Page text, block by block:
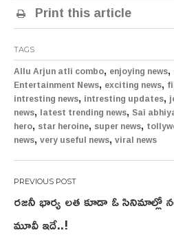
Print this article
TAGS
Allu Arjun atli combo, enjoying news,
Entertainment News, exciting news,
intresting news, intresting updates,
news, latest trending news, Sai
hero, star heroine, super news,
news, very useful news, viral news
Post
navigation
రజనీ భార్య లత కూడా ఓ సినిమాల్లో
మూవీ ఇదే..!